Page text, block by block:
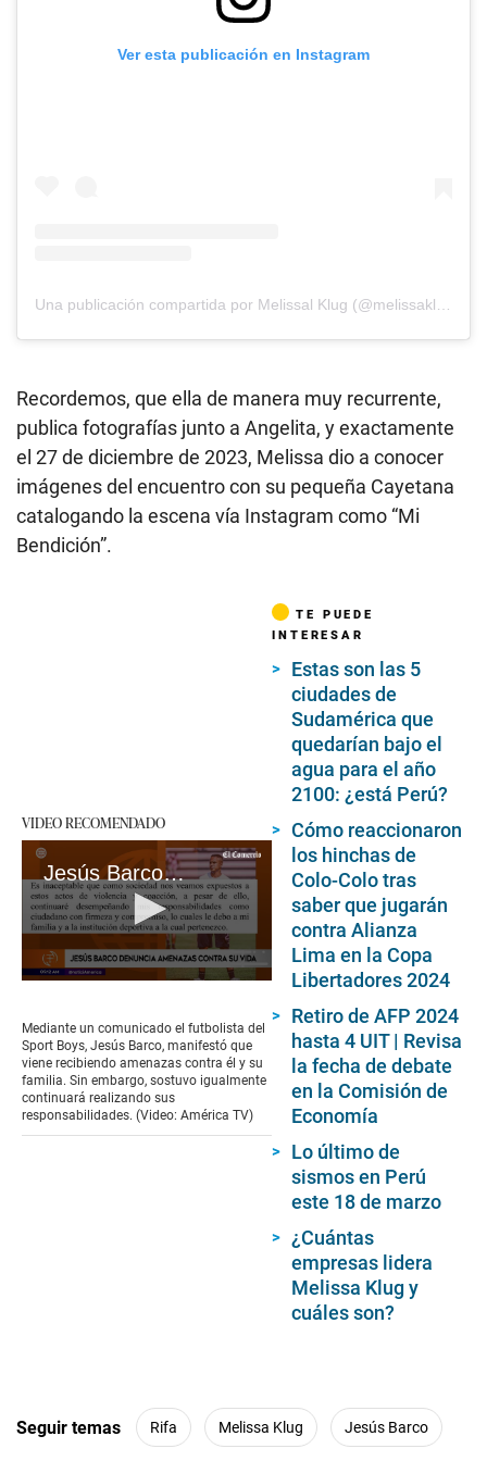
Ver esta publicación en Instagram
Una publicación compartida por Melissal Klug (@melissaklugoficial)
Recordemos, que ella de manera muy recurrente,
publica fotografías junto a Angelita, y exactamente
el 27 de diciembre de 2023, Melissa dio a conocer
imágenes del encuentro con su pequeña Cayetana
catalogando la escena vía Instagram como “Mi
Bendición”.
VIDEO RECOMENDADO
Jesús Barco denuncia amenazas contra él y su familia
of
1
minute,
13
seconds
Mediante un comunicado el futbolista del
Sport Boys, Jesús Barco, manifestó que
viene recibiendo amenazas contra él y su
familia. Sin embargo, sostuvo igualmente
continuará realizando sus
responsabilidades. (Video: América TV)
TE PUEDE
INTERESAR
Estas son las 5
ciudades de
Sudamérica que
quedarían bajo el
agua para el año
2100: ¿está Perú?
Cómo reaccionaron
los hinchas de
Colo-Colo tras
saber que jugarán
contra Alianza
Lima en la Copa
Libertadores 2024
Retiro de AFP 2024
hasta 4 UIT | Revisa
la fecha de debate
en la Comisión de
Economía
Lo último de
sismos en Perú
este 18 de marzo
¿Cuántas
empresas lidera
Melissa Klug y
cuáles son?
Seguir temas Rifa Melissa Klug Jesús Barco